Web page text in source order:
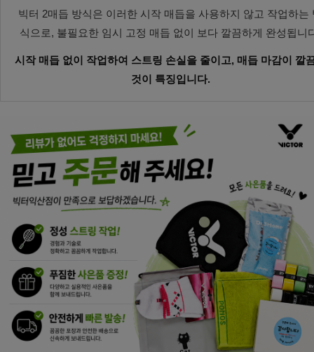
빅터 2매듭 방식은 이러한 시작 매듭을 사용하지 않고 작업하는
식으로, 불필요한 임시 고정 매듭 없이 보다 깔끔하게 완성됩니
시작 매듭 없이 작업하여 스트링 손실을 줄이고, 매듭 마감이 깔
것이 특징입니다.